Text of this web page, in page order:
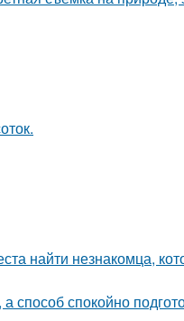
найти незнакомца,
способ спокойно